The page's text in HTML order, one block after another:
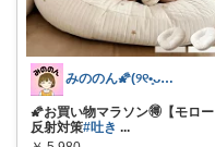
みののん🌠(୨୧•͈ᴗ•͈)感謝♡
🌠お買い物マラソン🉐【モロー
反射対策#吐き ...